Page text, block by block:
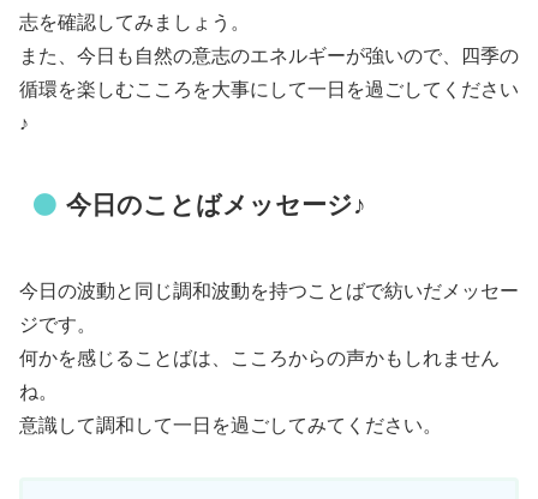
志を確認してみましょう。
また、今日も自然の意志のエネルギーが強いので、四季の
循環を楽しむこころを大事にして一日を過ごしてください
♪
今日のことばメッセージ♪
今日の波動と同じ調和波動を持つことばで紡いだメッセー
ジです。
何かを感じることばは、こころからの声かもしれません
ね。
意識して調和して一日を過ごしてみてください。